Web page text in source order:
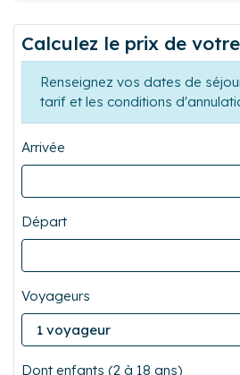
31 0 0 0
Calculez le prix de
Renseignez vos dates de
tarif et les conditions